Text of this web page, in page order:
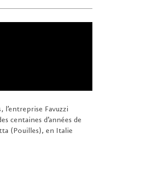
l’entreprise Favuzzi
centaines d’années de
(Pouilles), en Italie